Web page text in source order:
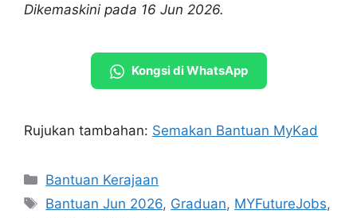
Dikemaskini pada 16 Jun 2026.
Kongsi di WhatsApp
Rujukan tambahan: Semakan Bantuan MyKad
Categories
Bantuan Kerajaan
Tags
Bantuan Jun 2026, Graduan, MYFutureJobs,